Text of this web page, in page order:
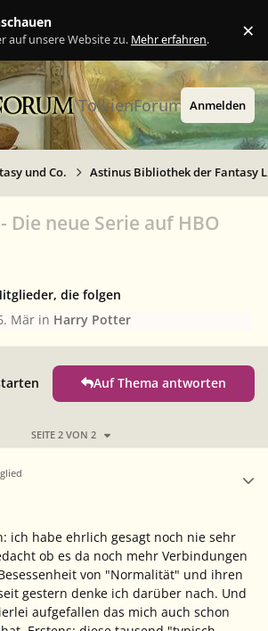
auf unsere Website zu. Mehr erfahren. ×
TolkienForum Anmelden
und Co. Astinus Bibliothek der Fantasy
Die neue Serie auf HBO
die folgen
Mär in Harry Potter
Auf Thema antworten
SEITE 2 VON 2
ich habe ehrlich gesagt noch nie sehr
ob es da noch mehr Verbindungen
von "Normalität" und ihren
gestern denke ich darüber nach. Und
aufgefallen das mich auch schon